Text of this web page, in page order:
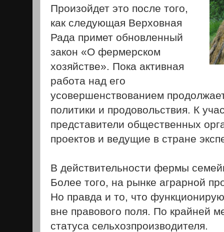
Произойдет это после того,
как следующая Верховная
Рада примет обновленный
закон «О фермерском
хозяйстве». Пока активная
работа над его
усовершенствованием
политики и продовольствия. К
представители общественных
проектов и ведущие в стране
В действительности фермы
Более того, на рынке аграрной
Но правда и то, что
вне правового поля. По крайней
статуса сельхозпроизводителя.